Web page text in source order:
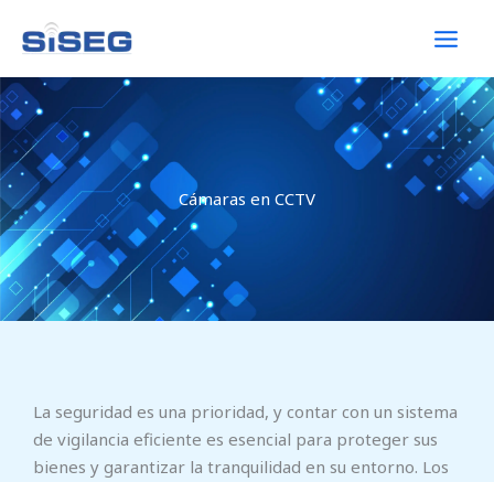
Cámaras en CCTV
La seguridad es una prioridad, y contar con un sistema
de vigilancia eficiente es esencial para proteger sus
bienes y garantizar la tranquilidad en su entorno. Los